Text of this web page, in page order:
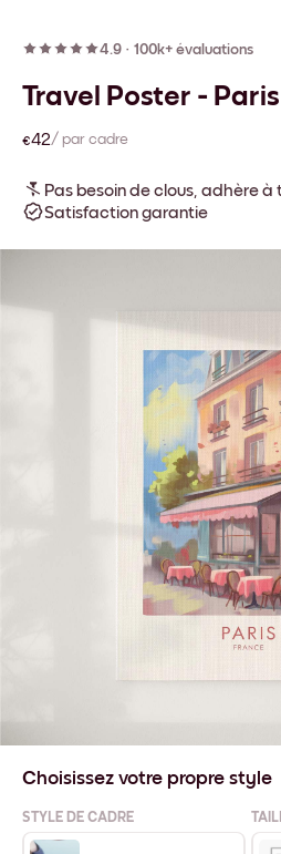
4.9 · 100k+ évaluations
Travel Poster - Paris
€42/ par cadre
Pas besoin de clous, adhère
Satisfaction garantie
Choisissez votre propre style
STYLE DE CADRE